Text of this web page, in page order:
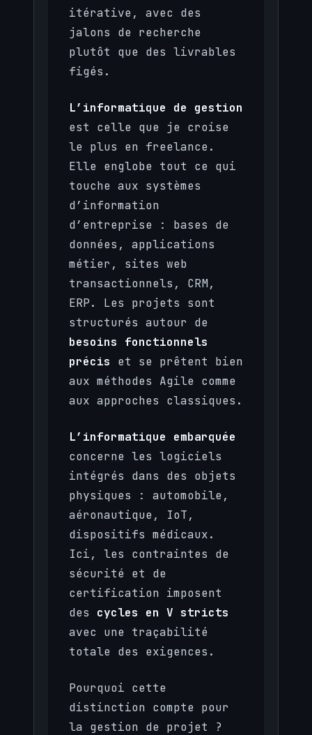
itérative, avec des
jalons de recherche
plutôt que des livrables
figés.
L’informatique de gestion
est celle que je croise
le plus en freelance.
Elle englobe tout ce qui
touche aux systèmes
d’information
d’entreprise : bases de
données, applications
métier, sites web
transactionnels, CRM,
ERP. Les projets sont
structurés autour de
besoins fonctionnels
précis et se prêtent bien
aux méthodes Agile comme
aux approches classiques.
L’informatique embarquée
concerne les logiciels
intégrés dans des objets
physiques : automobile,
aéronautique, IoT,
dispositifs médicaux.
Ici, les contraintes de
sécurité et de
certification imposent
des cycles en V stricts
avec une traçabilité
totale des exigences.
Pourquoi cette
distinction compte pour
la gestion de projet ?